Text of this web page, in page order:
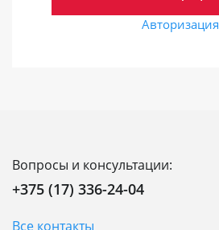
Авторизация
Вопросы и консультации:
+375 (17) 336-24-04
Все контакты